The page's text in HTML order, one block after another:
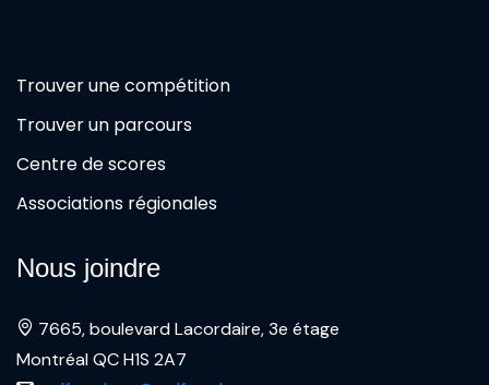
Trouver une compétition
Trouver un parcours
Centre de scores
Associations régionales
Nous joindre
7665, boulevard Lacordaire, 3e étage
Montréal QC H1S 2A7